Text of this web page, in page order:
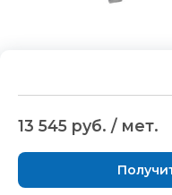
13 545 руб. / мет.